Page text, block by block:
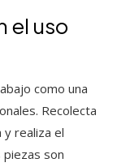
el uso
como una
Recolecta
y realiza el
piezas son